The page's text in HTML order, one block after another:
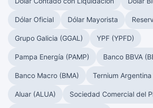
Dólar Oficial Dólar Mayorista
Grupo Galicia (GGAL) YPF (YPFD)
Pampa Energía (PAMP) Banco BBVA
Banco Macro (BMA) Ternium Argentina
Aluar (ALUA) Sociedad Comercial del